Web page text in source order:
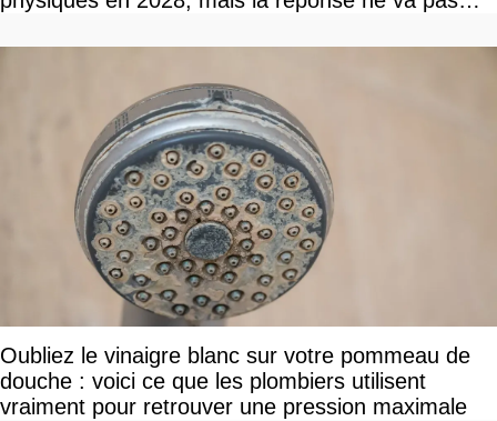
Oubliez le vinaigre blanc sur votre pommeau de
douche : voici ce que les plombiers utilisent
vraiment pour retrouver une pression maximale